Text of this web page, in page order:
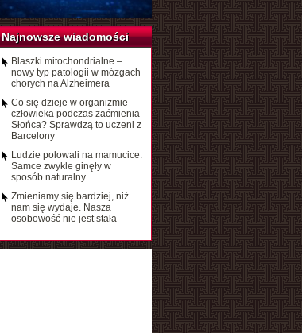
Najnowsze wiadomości
Blaszki mitochondrialne –
nowy typ patologii w mózgach
chorych na Alzheimera
Co się dzieje w organizmie
człowieka podczas zaćmienia
Słońca? Sprawdzą to uczeni z
Barcelony
Ludzie polowali na mamucice.
Samce zwykle ginęły w
sposób naturalny
Zmieniamy się bardziej, niż
nam się wydaje. Nasza
osobowość nie jest stała